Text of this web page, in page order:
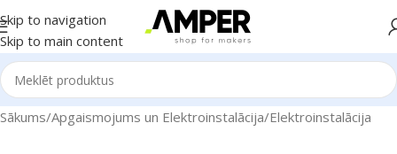
Skip to navigation
Skip to main content
Sākums/Apgaismojums un Elektroinstalācija/Elektroinstalācija